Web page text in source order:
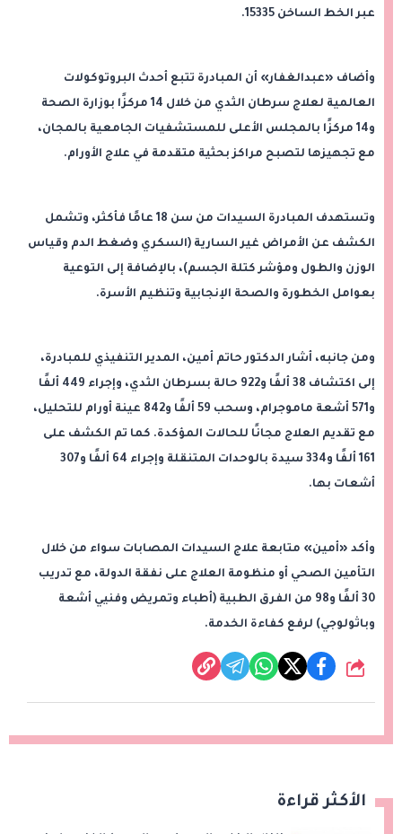
عبر الخط الساخن 15335.
وأضاف «عبدالغفار» أن المبادرة تتبع أحدث البروتوكولات
العالمية لعلاج سرطان الثدي من خلال 14 مركزًا بوزارة الصحة
و14 مركزًا بالمجلس الأعلى للمستشفيات الجامعية بالمجان،
مع تجهيزها لتصبح مراكز بحثية متقدمة في علاج الأورام.
وتستهدف المبادرة السيدات من سن 18 عامًا فأكثر، وتشمل
الكشف عن الأمراض غير السارية (السكري وضغط الدم وقياس
الوزن والطول ومؤشر كتلة الجسم)، بالإضافة إلى التوعية
بعوامل الخطورة والصحة الإنجابية وتنظيم الأسرة.
ومن جانبه، أشار الدكتور حاتم أمين، المدير التنفيذي للمبادرة،
إلى اكتشاف 38 ألفًا و922 حالة بسرطان الثدي، وإجراء 449 ألفًا
و571 أشعة ماموجرام، وسحب 59 ألفًا و842 عينة أورام للتحليل،
مع تقديم العلاج مجانًا للحالات المؤكدة. كما تم الكشف على
161 ألفًا و334 سيدة بالوحدات المتنقلة وإجراء 64 ألفًا و307
أشعات بها.
وأكد «أمين» متابعة علاج السيدات المصابات سواء من خلال
التأمين الصحي أو منظومة العلاج على نفقة الدولة، مع تدريب
30 ألفًا و98 من الفرق الطبية (أطباء وتمريض وفنيي أشعة
وباثولوجي) لرفع كفاءة الخدمة.
شارك
الأكثر قراءة